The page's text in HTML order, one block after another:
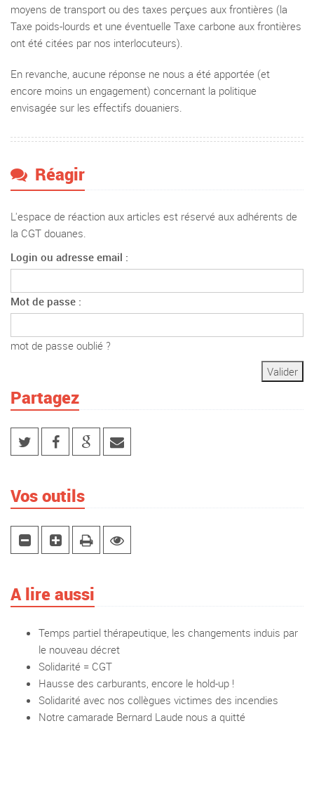
moyens de transport ou des taxes perçues aux frontières (la
Taxe poids-lourds et une éventuelle Taxe carbone aux frontières
ont été citées par nos interlocuteurs).
En revanche, aucune réponse ne nous a été apportée (et
encore moins un engagement) concernant la politique
envisagée sur les effectifs douaniers.
Réagir
L'espace de réaction aux articles est réservé aux adhérents de
la CGT douanes.
Login ou adresse email :
Mot de passe :
mot de passe oublié ?
Partagez
Vos outils
A lire aussi
Temps partiel thérapeutique, les changements induis par
le nouveau décret
Solidarité = CGT
Hausse des carburants, encore le hold-up !
Solidarité avec nos collègues victimes des incendies
Notre camarade Bernard Laude nous a quitté